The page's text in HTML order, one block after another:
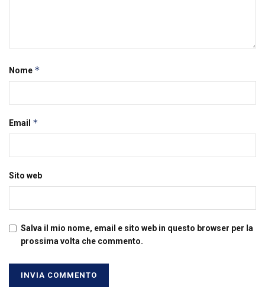
Nome *
Email *
Sito web
Salva il mio nome, email e sito web in questo browser per la
prossima volta che commento.